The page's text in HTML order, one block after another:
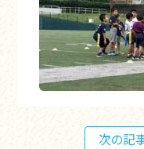
次の記